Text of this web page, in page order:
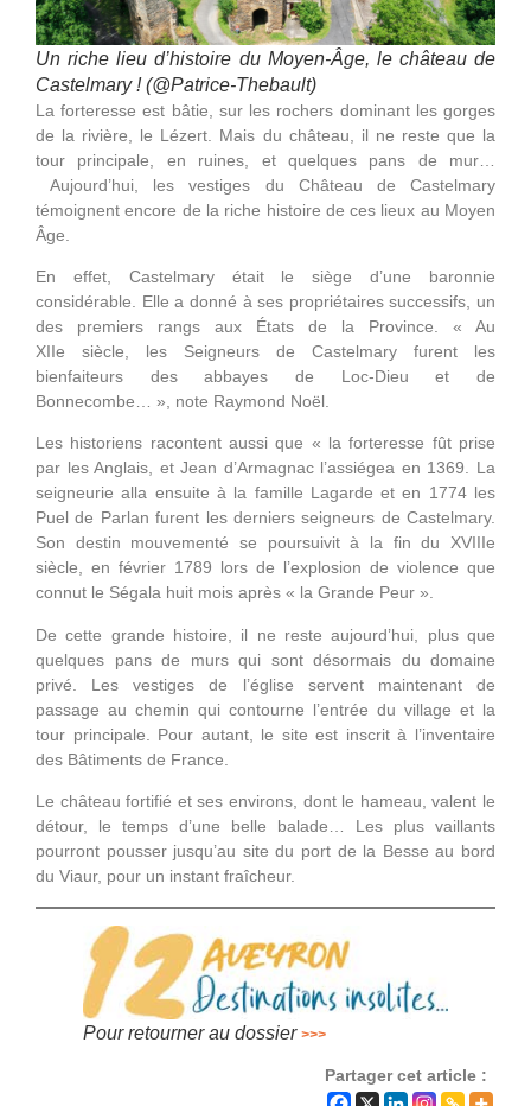
Un riche lieu d’histoire du Moyen-Âge, le château de
Castelmary ! (@Patrice-Thebault)
La forteresse est bâtie, sur les rochers dominant les gorges
de la rivière, le Lézert. Mais du château, il ne reste que la
tour principale, en ruines, et quelques pans de mur…
Aujourd’hui, les vestiges du Château de Castelmary
témoignent encore de la riche histoire de ces lieux au Moyen
Âge.
En effet, Castelmary était le siège d’une baronnie
considérable. Elle a donné à ses propriétaires successifs, un
des premiers rangs aux États de la Province. « Au
XIIe siècle, les Seigneurs de Castelmary furent les
bienfaiteurs des abbayes de Loc-Dieu et de
Bonnecombe… », note Raymond Noël.
Les historiens racontent aussi que « la forteresse fût prise
par les Anglais, et Jean d’Armagnac l’assiégea en 1369. La
seigneurie alla ensuite à la famille Lagarde et en 1774 les
Puel de Parlan furent les derniers seigneurs de Castelmary.
Son destin mouvementé se poursuivit à la fin du XVIIIe
siècle, en février 1789 lors de l’explosion de violence que
connut le Ségala huit mois après « la Grande Peur ».
De cette grande histoire, il ne reste aujourd’hui, plus que
quelques pans de murs qui sont désormais du domaine
privé. Les vestiges de l’église servent maintenant de
passage au chemin qui contourne l’entrée du village et la
tour principale. Pour autant, le site est inscrit à l’inventaire
des Bâtiments de France.
Le château fortifié et ses environs, dont le hameau, valent le
détour, le temps d’une belle balade… Les plus vaillants
pourront pousser jusqu’au site du port de la Besse au bord
du Viaur, pour un instant fraîcheur.
Pour retourner au dossier >>>
Partager cet article :